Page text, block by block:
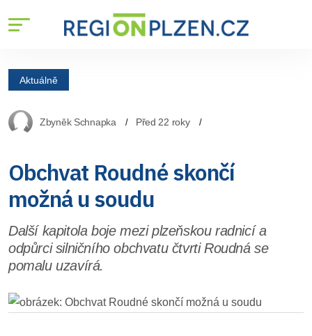
Aktuálně
Zbyněk Schnapka Před 22 roky
Obchvat Roudné skončí
možná u soudu
Další kapitola boje mezi plzeňskou radnicí a
odpůrci silničního obchvatu čtvrti Roudná se
pomalu uzavírá.